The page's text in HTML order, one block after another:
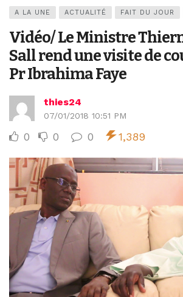
A LA UNE ACTUALITÉ FAIT DU JOUR
Vidéo/ Le Ministre
Sall rend une visite de
Pr Ibrahima Faye
thies24
07/01/2018 10:51 PM
0 0 0 1,389